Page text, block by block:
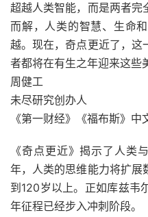
超越人类智能，而是两者完
而解，人类的智慧、生命
越。现在，奇点更近了，这
者都将在有生之年迎来这些
周健工
未尽研究创办人
《第一财经》《福布斯》中
《奇点更近》揭示了人类
年，人类的思维能力将扩展
到120岁以上。正如库兹韦
年征程已经步入冲刺阶段。